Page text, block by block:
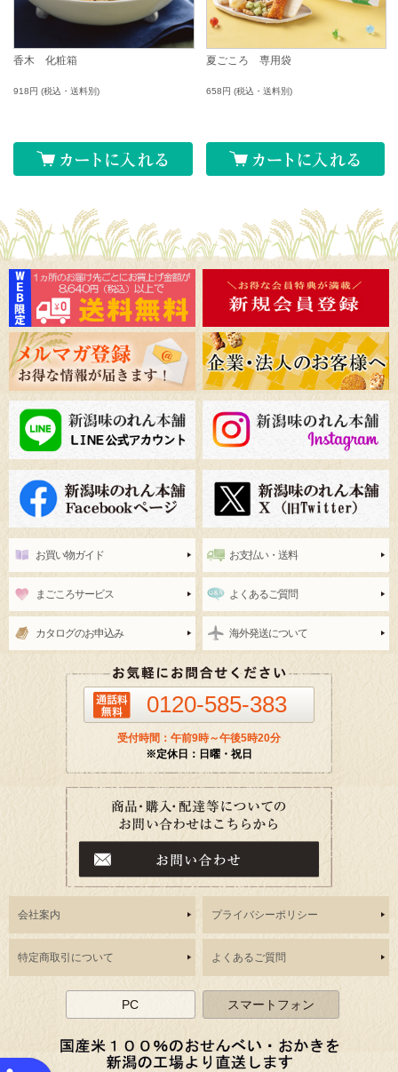
香木 化粧箱
918円 (税込・送料別)
夏ごころ 専用袋
658円 (税込・送料別)
お買い物ガイド お支払い・送料
まごころサービス よくあるご質問
カタログのお申込み 海外発送について
0120-585-383
受付時間：午前9時～午後5時20分
※定休日：日曜・祝日
会社案内 プライバシーポリシー
特定商取引について よくあるご質問
PC スマートフォン